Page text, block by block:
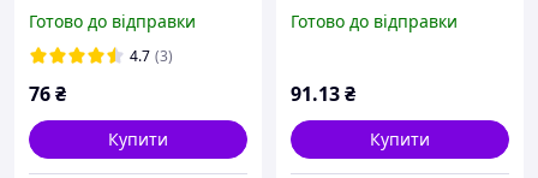
Готово до відправки
4.7 (3)
76₴
Купити
Готово до відправки
91.13₴
Купити